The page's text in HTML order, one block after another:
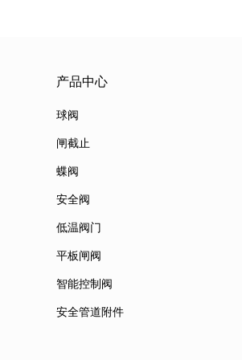
产品中心
球阀
闸截止
蝶阀
安全阀
低温阀门
平板闸阀
智能控制阀
安全管道附件